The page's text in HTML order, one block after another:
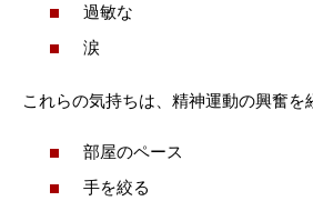
過敏な
涙
これらの気持ちは、精神運動の興奮を
部屋のペース
手を絞る